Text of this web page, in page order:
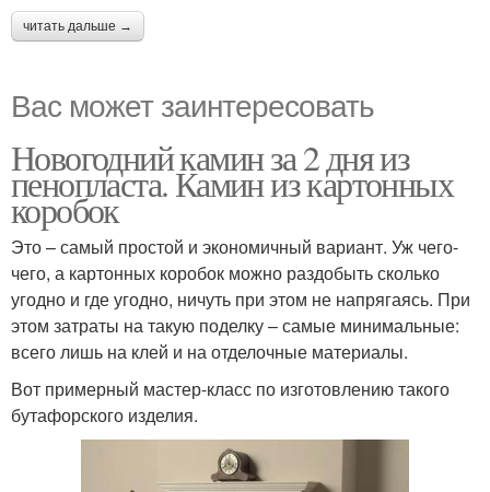
читать дальше →
Вас может заинтересовать
Новогодний камин за 2 дня из
пенопласта. Камин из картонных
коробок
Это – самый простой и экономичный вариант. Уж чего-
чего, а картонных коробок можно раздобыть сколько
угодно и где угодно, ничуть при этом не напрягаясь. При
этом затраты на такую поделку – самые минимальные:
всего лишь на клей и на отделочные материалы.
Вот примерный мастер-класс по изготовлению такого
бутафорского изделия.